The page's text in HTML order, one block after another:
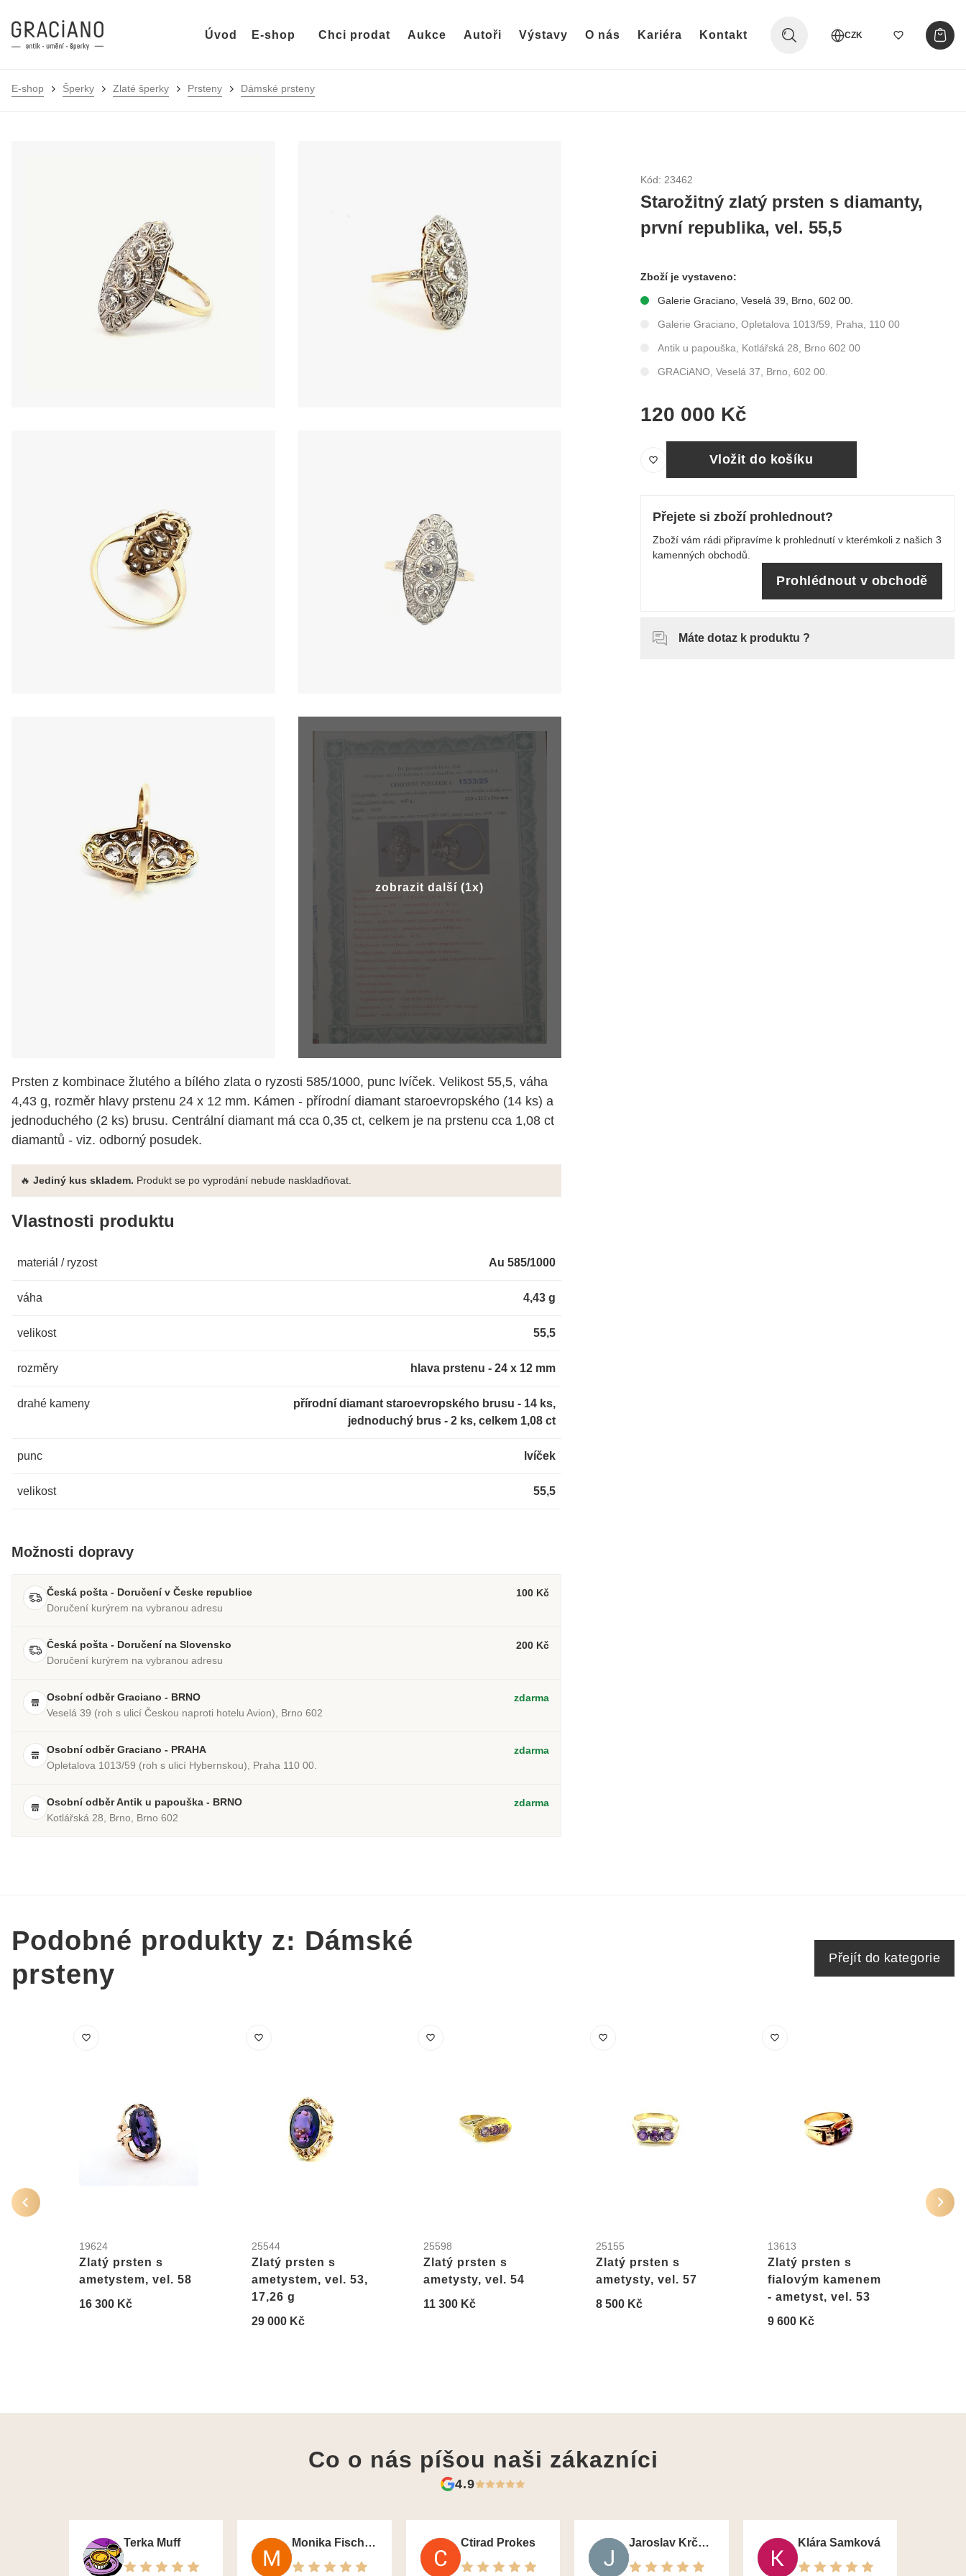
Úvod E-shop Chci prodat Aukce Autoři Výstavy O nás Kariéra Kontakt CZK
E-shop Šperky Zlaté šperky Prsteny Dámské prsteny
zobrazit další (1x)
Kód: 23462
Starožitný zlatý prsten s diamanty,
první republika, vel. 55,5
Zboží je vystaveno:
Galerie Graciano, Veselá 39, Brno, 602 00.
Galerie Graciano, Opletalova 1013/59, Praha, 110 00
Antik u papouška, Kotlářská 28, Brno 602 00
GRACiANO, Veselá 37, Brno, 602 00.
120 000 Kč
Vložit do košíku
Přejete si zboží prohlednout?
Zboží vám rádi připravíme k prohlednutí v kterémkoli z našich 3
kamenných obchodů.
Prohlédnout v obchodě
Máte dotaz k produktu ?
Prsten z kombinace žlutého a bílého zlata o ryzosti 585/1000, punc lvíček. Velikost 55,5, váha
4,43 g, rozměr hlavy prstenu 24 x 12 mm. Kámen - přírodní diamant staroevropského (14 ks) a
jednoduchého (2 ks) brusu. Centrální diamant má cca 0,35 ct, celkem je na prstenu cca 1,08 ct
diamantů - viz. odborný posudek.
🔥 Jediný kus skladem. Produkt se po vyprodání nebude naskladňovat.
Vlastnosti produktu
materiál / ryzost Au 585/1000
váha 4,43 g
velikost 55,5
rozměry hlava prstenu - 24 x 12 mm
drahé kameny
přírodní diamant staroevropského brusu - 14 ks,
jednoduchý brus - 2 ks, celkem 1,08 ct
punc lvíček
velikost 55,5
Možnosti dopravy
Česká pošta - Doručení v Česke republice
Doručení kurýrem na vybranou adresu
100 Kč
Česká pošta - Doručení na Slovensko
Doručení kurýrem na vybranou adresu
200 Kč
Osobní odběr Graciano - BRNO
Veselá 39 (roh s ulicí Českou naproti hotelu Avion), Brno 602
zdarma
Osobní odběr Graciano - PRAHA
Opletalova 1013/59 (roh s ulicí Hybernskou), Praha 110 00.
zdarma
Osobní odběr Antik u papouška - BRNO
Kotlářská 28, Brno, Brno 602
zdarma
Podobné produkty z: Dámské
prsteny
Přejít do kategorie
19624
Zlatý prsten s
ametystem, vel. 58
16 300 Kč
25544
Zlatý prsten s
ametystem, vel. 53,
17,26 g
29 000 Kč
25598
Zlatý prsten s
ametysty, vel. 54
11 300 Kč
25155
Zlatý prsten s
ametysty, vel. 57
8 500 Kč
13613
Zlatý prsten s
fialovým kamenem
- ametyst, vel. 53
9 600 Kč
Co o nás píšou naši zákazníci
4.9
Terka Muff Monika Fischerova Ctirad Prokes Jaroslav Krčma Klára Samková